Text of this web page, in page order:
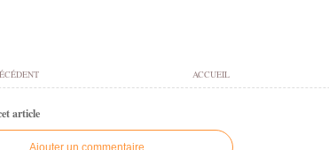
ACCUEIL
article
Ajouter un commentaire